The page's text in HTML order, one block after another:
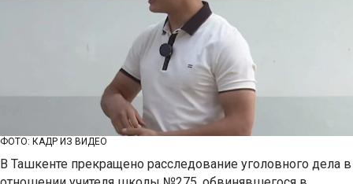
ФОТО: КАДР ИЗ ВИДЕО
В Ташкенте прекращено расследование уголовного дела в